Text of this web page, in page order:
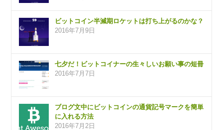
ビットコイン半減期ロケットは打ち上がるのかな？
2016年7月9日
七夕だ！ビットコイナーの生々しいお願い事の短冊
2016年7月7日
ブログ文中にビットコインの通貨記号マークを簡単
に入れる方法
2016年7月2日